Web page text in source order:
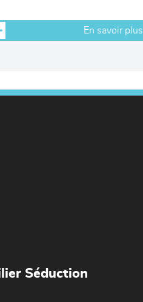
En savoir plus
Séduction